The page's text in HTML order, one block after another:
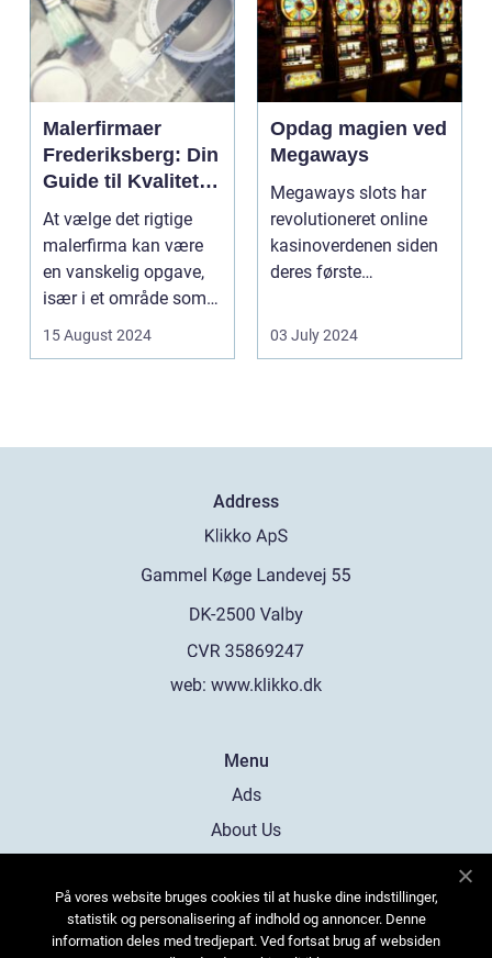
Malerfirmaer
Frederiksberg: Din
Guide til Kvalitet
og Service
At vælge det rigtige
malerfirma kan være
en vanskelig opgave,
især i et område som
Frederiksberg, hv...
15 August 2024
Opdag magien ved
Megaways
Megaways slots har
revolutioneret online
kasinoverdenen siden
deres første
spillea...
03 July 2024
Address
web: www.klikko.dk
Menu
Ads
About Us
Contact
Sitemap
På vores website bruges cookies til at huske dine indstillinger,
statistik og personalisering af indhold og annoncer. Denne
information deles med tredjepart. Ved fortsat brug af websiden